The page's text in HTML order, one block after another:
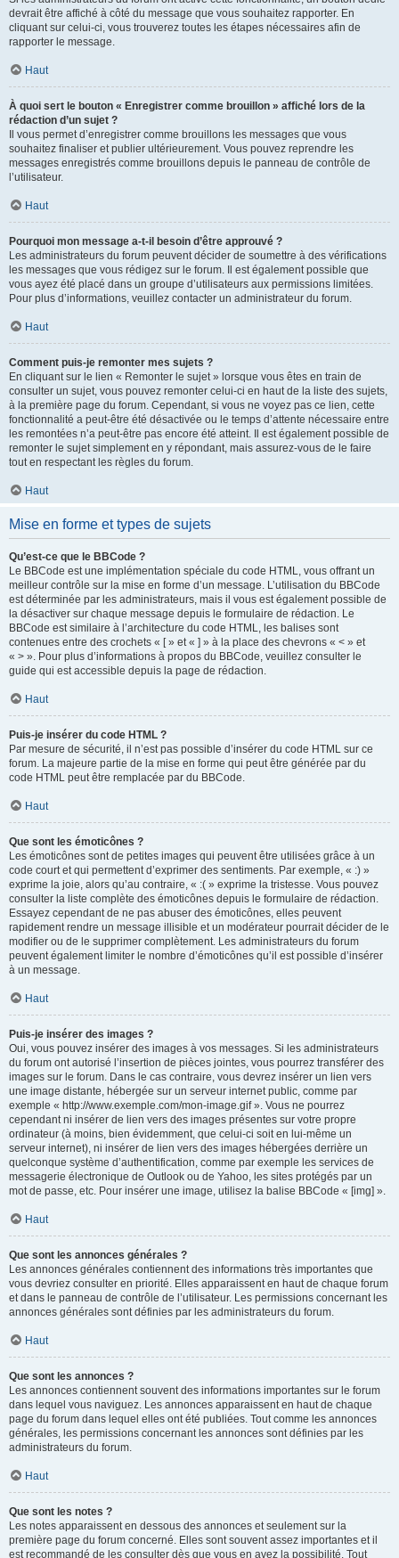
devrait être affiché à côté du message que vous souhaitez rapporter. En
cliquant sur celui-ci, vous trouverez toutes les étapes nécessaires afin de
rapporter le message.
Haut
À quoi sert le bouton « Enregistrer comme brouillon » affiché lors de la
rédaction d’un sujet ?
Il vous permet d’enregistrer comme brouillons les messages que vous
souhaitez finaliser et publier ultérieurement. Vous pouvez reprendre les
messages enregistrés comme brouillons depuis le panneau de contrôle de
l’utilisateur.
Haut
Pourquoi mon message a-t-il besoin d’être approuvé ?
Les administrateurs du forum peuvent décider de soumettre à des vérifications
les messages que vous rédigez sur le forum. Il est également possible que
vous ayez été placé dans un groupe d’utilisateurs aux permissions limitées.
Pour plus d’informations, veuillez contacter un administrateur du forum.
Haut
Comment puis-je remonter mes sujets ?
En cliquant sur le lien « Remonter le sujet » lorsque vous êtes en train de
consulter un sujet, vous pouvez remonter celui-ci en haut de la liste des sujets,
à la première page du forum. Cependant, si vous ne voyez pas ce lien, cette
fonctionnalité a peut-être été désactivée ou le temps d’attente nécessaire entre
les remontées n’a peut-être pas encore été atteint. Il est également possible de
remonter le sujet simplement en y répondant, mais assurez-vous de le faire
tout en respectant les règles du forum.
Haut
Mise en forme et types de sujets
Qu’est-ce que le BBCode ?
Le BBCode est une implémentation spéciale du code HTML, vous offrant un
meilleur contrôle sur la mise en forme d’un message. L’utilisation du BBCode
est déterminée par les administrateurs, mais il vous est également possible de
la désactiver sur chaque message depuis le formulaire de rédaction. Le
BBCode est similaire à l’architecture du code HTML, les balises sont
contenues entre des crochets « [ » et « ] » à la place des chevrons « < » et
« > ». Pour plus d’informations à propos du BBCode, veuillez consulter le
guide qui est accessible depuis la page de rédaction.
Haut
Puis-je insérer du code HTML ?
Par mesure de sécurité, il n’est pas possible d’insérer du code HTML sur ce
forum. La majeure partie de la mise en forme qui peut être générée par du
code HTML peut être remplacée par du BBCode.
Haut
Que sont les émoticônes ?
Les émoticônes sont de petites images qui peuvent être utilisées grâce à un
code court et qui permettent d’exprimer des sentiments. Par exemple, « :) »
exprime la joie, alors qu’au contraire, « :( » exprime la tristesse. Vous pouvez
consulter la liste complète des émoticônes depuis le formulaire de rédaction.
Essayez cependant de ne pas abuser des émoticônes, elles peuvent
rapidement rendre un message illisible et un modérateur pourrait décider de le
modifier ou de le supprimer complètement. Les administrateurs du forum
peuvent également limiter le nombre d’émoticônes qu’il est possible d’insérer
à un message.
Haut
Puis-je insérer des images ?
Oui, vous pouvez insérer des images à vos messages. Si les administrateurs
du forum ont autorisé l’insertion de pièces jointes, vous pourrez transférer des
images sur le forum. Dans le cas contraire, vous devrez insérer un lien vers
une image distante, hébergée sur un serveur internet public, comme par
exemple « http://www.exemple.com/mon-image.gif ». Vous ne pourrez
cependant ni insérer de lien vers des images présentes sur votre propre
ordinateur (à moins, bien évidemment, que celui-ci soit en lui-même un
serveur internet), ni insérer de lien vers des images hébergées derrière un
quelconque système d’authentification, comme par exemple les services de
messagerie électronique de Outlook ou de Yahoo, les sites protégés par un
mot de passe, etc. Pour insérer une image, utilisez la balise BBCode « [img] ».
Haut
Que sont les annonces générales ?
Les annonces générales contiennent des informations très importantes que
vous devriez consulter en priorité. Elles apparaissent en haut de chaque forum
et dans le panneau de contrôle de l’utilisateur. Les permissions concernant les
annonces générales sont définies par les administrateurs du forum.
Haut
Que sont les annonces ?
Les annonces contiennent souvent des informations importantes sur le forum
dans lequel vous naviguez. Les annonces apparaissent en haut de chaque
page du forum dans lequel elles ont été publiées. Tout comme les annonces
générales, les permissions concernant les annonces sont définies par les
administrateurs du forum.
Haut
Que sont les notes ?
Les notes apparaissent en dessous des annonces et seulement sur la
première page du forum concerné. Elles sont souvent assez importantes et il
est recommandé de les consulter dès que vous en avez la possibilité. Tout